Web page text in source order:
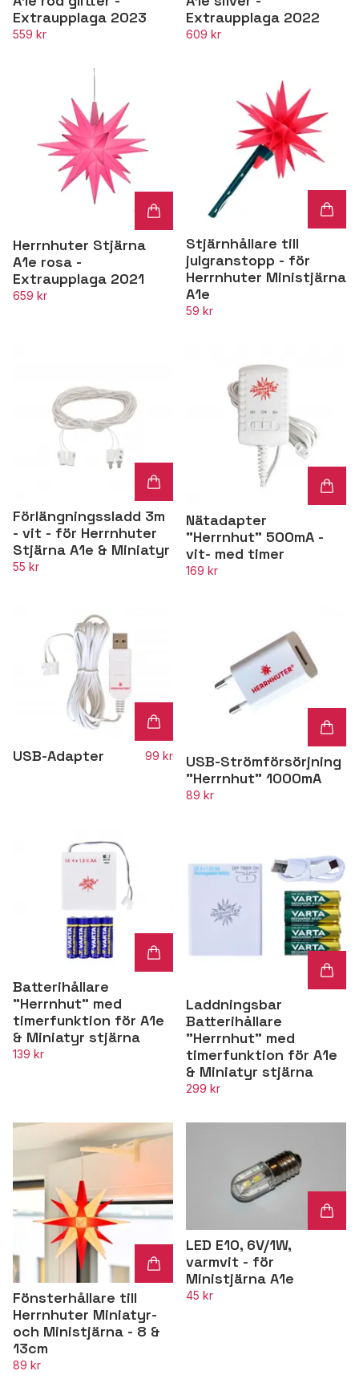
Extraupplaga 2023
559 kr
Extraupplaga 2022
609 kr
Herrnhuter Stjärna
A1e rosa -
Extraupplaga 2021
659 kr
Stjärnhållare till
julgranstopp - för
Herrnhuter Ministjärna
A1e
59 kr
Förlängningssladd 3m
- vit - för Herrnhuter
Stjärna A1e & Miniatyr
55 kr
Nätadapter
"Herrnhut" 500mA -
vit- med timer
169 kr
USB-Adapter 99 kr
USB-Strömförsörjning
"Herrnhut" 1000mA
89 kr
Batterihållare
"Herrnhut" med
timerfunktion för A1e
& Miniatyr stjärna
139 kr
Laddningsbar
Batterihållare
"Herrnhut" med
timerfunktion för A1e
& Miniatyr stjärna
299 kr
Fönsterhållare till
Herrnhuter Miniatyr-
och Ministjärna - 8 &
13cm
89 kr
LED E10, 6V/1W,
varmvit - för
Ministjärna A1e
45 kr